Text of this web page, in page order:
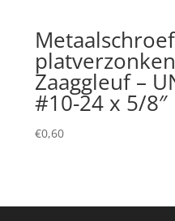
Metaalschroef
platverzonken
Zaaggleuf –
#10-24 x 5/8″
€0,60